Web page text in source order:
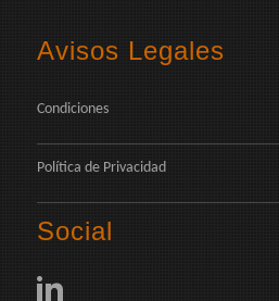
Avisos Legales
Condiciones
Política de Privacidad
Social